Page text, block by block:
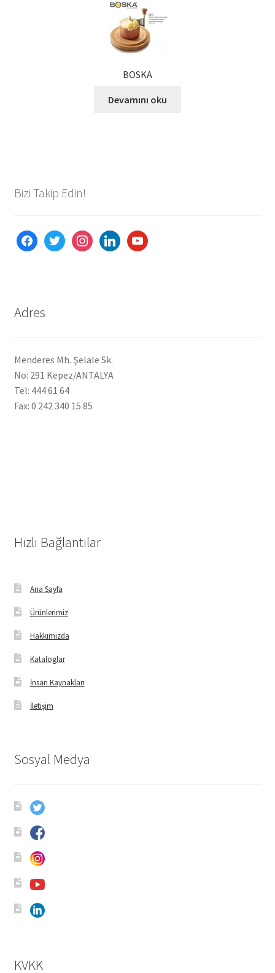
Uzakdoğu Mutfağı
Yönetim Kurulu
BOSKA
Devamını oku
Bizi Takip Edin!
facebooktwitter instagramlinkedinyoutube
Adres
Menderes Mh. Şelale Sk.
No: 291 Kepez/ANTALYA
Tel: 444 61 64
Fax: 0 242 340 15 85
Hızlı Bağlantılar
Ana Sayfa
Ürünlerimiz
Hakkımızda
Kataloglar
İnsan Kaynakları
İletişim
Sosyal Medya
KVKK